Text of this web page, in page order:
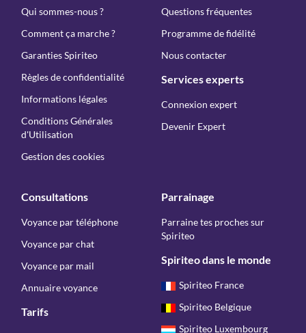
Qui sommes-nous ?
Comment ça marche ?
Garanties Spiriteo
Règles de confidentialité
Informations légales
Conditions Générales
d'Utilisation
Gestion des cookies
Questions fréquentes
Programme de fidélité
Nous contacter
Services experts
Connexion expert
Devenir Expert
Consultations
Voyance par téléphone
Voyance par chat
Voyance par mail
Annuaire voyance
Tarifs
Parrainage
Parraine tes proches sur
Spiriteo
Spiriteo dans le monde
Spiriteo France
Spiriteo Belgique
Spiriteo Luxembourg